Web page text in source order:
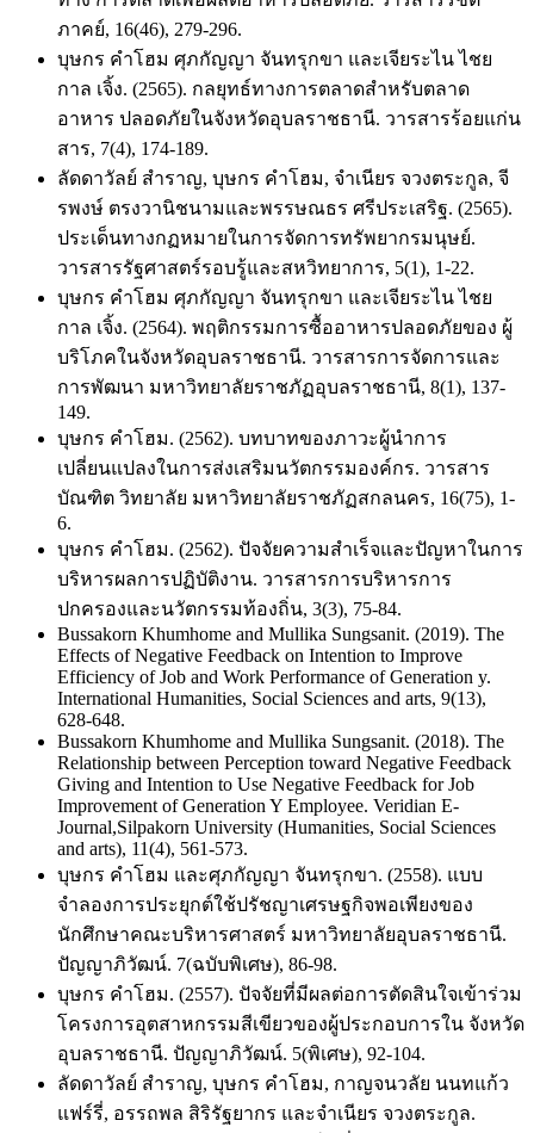
ภาคย์, 16(46), 279-296.
บุษกร คำโฮม ศุภกัญญา จันทรุกขา และเจียระไน ไชย
กาล เจิ้ง. (2565). กลยุทธ์ทางการตลาดสําหรับตลาด
อาหาร ปลอดภัยในจังหวัดอุบลราชธานี. วารสารร้อยแก่น
สาร, 7(4), 174-189.
ลัดดาวัลย์ สําราญ, บุษกร คําโฮม, จําเนียร จวงตระกูล, จี
รพงษ์ ตรงวานิชนามและพรรษณธร ศรีประเสริฐ. (2565).
ประเด็นทางกฏหมายในการจัดการทรัพยากรมนุษย์.
วารสารรัฐศาสตร์รอบรู้และสหวิทยาการ, 5(1), 1-22.
บุษกร คำโฮม ศุภกัญญา จันทรุกขา และเจียระไน ไชย
กาล เจิ้ง. (2564). พฤติกรรมการซื้ออาหารปลอดภัยของ ผู้
บริโภคในจังหวัดอุบลราชธานี. วารสารการจัดการและ
การพัฒนา มหาวิทยาลัยราชภัฏอุบลราชธานี, 8(1), 137-
149.
บุษกร คำโฮม. (2562). บทบาทของภาวะผู้นำการ
เปลี่ยนแปลงในการส่งเสริมนวัตกรรมองค์กร. วารสาร
บัณฑิต วิทยาลัย มหาวิทยาลัยราชภัฏสกลนคร, 16(75), 1-
6.
บุษกร คำโฮม. (2562). ปัจจัยความสำเร็จและปัญหาในการ
บริหารผลการปฏิบัติงาน. วารสารการบริหารการ
ปกครองและนวัตกรรมท้องถิ่น, 3(3), 75-84.
Bussakorn Khumhome and Mullika Sungsanit. (2019). The
Effects of Negative Feedback on Intention to Improve
Efficiency of Job and Work Performance of Generation y.
International Humanities, Social Sciences and arts, 9(13),
628-648.
Bussakorn Khumhome and Mullika Sungsanit. (2018). The
Relationship between Perception toward Negative Feedback
Giving and Intention to Use Negative Feedback for Job
Improvement of Generation Y Employee. Veridian E-
Journal,Silpakorn University (Humanities, Social Sciences
and arts), 11(4), 561-573.
บุษกร คำโฮม และศุภกัญญา จันทรุกขา. (2558). แบบ
จำลองการประยุกต์ใช้ปรัชญาเศรษฐกิจพอเพียงของ
นักศึกษาคณะบริหารศาสตร์ มหาวิทยาลัยอุบลราชธานี.
ปัญญาภิวัฒน์. 7(ฉบับพิเศษ), 86-98.
บุษกร คำโฮม. (2557). ปัจจัยที่มีผลต่อการตัดสินใจเข้าร่วม
โครงการอุตสาหกรรมสีเขียวของผู้ประกอบการใน จังหวัด
อุบลราชธานี. ปัญญาภิวัฒน์. 5(พิเศษ), 92-104.
ลัดดาวัลย์ สําราญ, บุษกร คําโฮม, กาญจนวลัย นนทแก้ว
แฟร์รี่, อรรถพล สิริรัฐยากร และจําเนียร จวงตระกูล.